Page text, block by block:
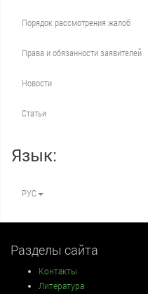
Порядок рассмотрения жалоб
Права и обязанности заявителей
Новости
Статьи
Язык:
РУС
Разделы сайта
Контакты
Литература